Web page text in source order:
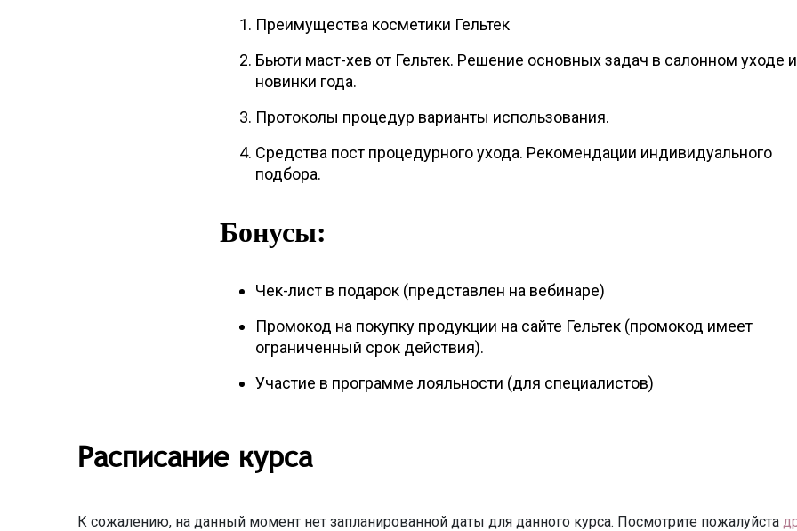
Преимущества косметики Гельтек
Бьюти маст-хев от Гельтек. Решение основных задач в салонном уходе и
новинки года.
Протоколы процедур варианты использования.
Средства пост процедурного ухода. Рекомендации индивидуального
подбора.
Бонусы:
Чек-лист в подарок (представлен на вебинаре)
Промокод на покупку продукции на сайте Гельтек (промокод имеет
ограниченный срок действия).
Участие в программе лояльности (для специалистов)
Расписание курса
К сожалению, на данный момент нет запланированной даты для данного курса. Посмотрите пожалуйста